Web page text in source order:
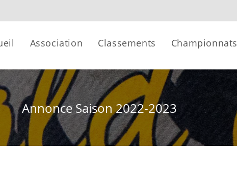
Association Classements Championnats
Annonce Saison 2022-2023